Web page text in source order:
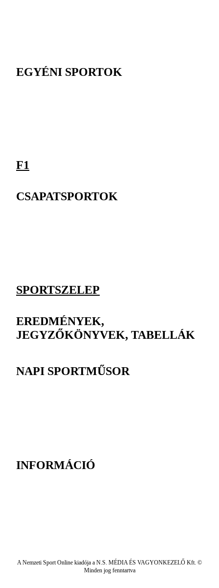
EGYÉNI SPORTOK
F1
CSAPATSPORTOK
SPORTSZELEP
EREDMÉNYEK,
JEGYZŐKÖNYVEK, TABELLÁK
NAPI SPORTMŰSOR
INFORMÁCIÓ
A Nemzeti Sport Online kiadója a N.S. MÉDIA ÉS VAGYONKEZELŐ Kft. ©
Minden jog fenntartva